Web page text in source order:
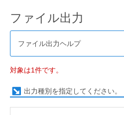
ファイル出力
ファイル出力ヘルプ
対象は1件です。
出力種別を指定してください。